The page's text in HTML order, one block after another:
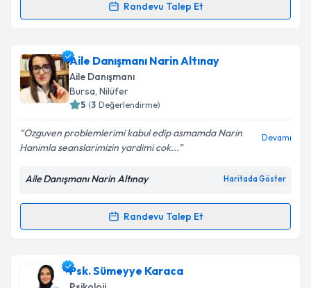
Randevu Talep Et
Randevu Takvimi Talebi
Psk. İlkay Altayiçin randevu takvimi talebi oluşturun.
Size bu uzmandan randevu almanız için bir takvim
hazırlandığında e-posta ile bilgilendireceğiz.
Kişisel verilerimin işlenmesine ilişkin
Aydınlatma
kapsamda işlenmesini kabul ediyorum.
Aile Danışmanı Narin Altınay
Aile Danışmanı
Bursa, Nilüfer
5 (3 Değerlendirme)
Ozguven problemlerimi kabul edip asmamda Narin
Hanimla seanslarimizin yardimi cok...
Devamı
Aile Danışmanı Narin Altınay Haritada Göster
Randevu Talep Et
Randevu Takvimi Talebi
Aile Danışmanı Narin Altınay
talebi oluşturun. Size bu uzmandan randevu almanız
Psk. Sümeyye Karaca